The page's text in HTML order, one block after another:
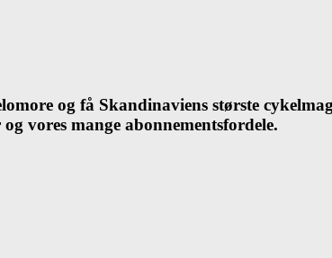
og få Skandinaviens største
vores mange abonnementsfordele.